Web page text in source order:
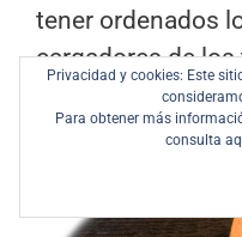
tener ordenados
cargadores de
forma sencilla.
Privacidad y cookies: Este
Para obtener más
consulta